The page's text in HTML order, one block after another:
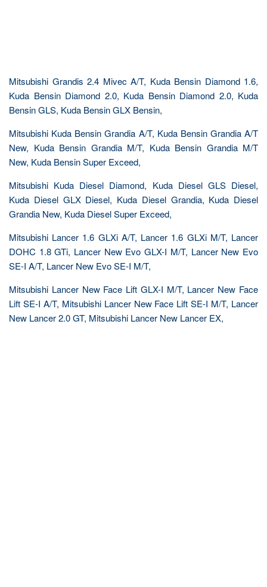
Mitsubishi Grandis 2.4 Mivec A/T, Kuda Bensin Diamond 1.6,
Kuda Bensin Diamond 2.0, Kuda Bensin Diamond 2.0, Kuda
Bensin GLS, Kuda Bensin GLX Bensin,
Mitsubishi Kuda Bensin Grandia A/T, Kuda Bensin Grandia A/T
New, Kuda Bensin Grandia M/T, Kuda Bensin Grandia M/T
New, Kuda Bensin Super Exceed,
Mitsubishi Kuda Diesel Diamond, Kuda Diesel GLS Diesel,
Kuda Diesel GLX Diesel, Kuda Diesel Grandia, Kuda Diesel
Grandia New, Kuda Diesel Super Exceed,
Mitsubishi Lancer 1.6 GLXi A/T, Lancer 1.6 GLXi M/T, Lancer
DOHC 1.8 GTi, Lancer New Evo GLX-I M/T, Lancer New Evo
SE-I A/T, Lancer New Evo SE-I M/T,
Mitsubishi Lancer New Face Lift GLX-I M/T, Lancer New Face
Lift SE-I A/T, Mitsubishi Lancer New Face Lift SE-I M/T, Lancer
New Lancer 2.0 GT, Mitsubishi Lancer New Lancer EX,